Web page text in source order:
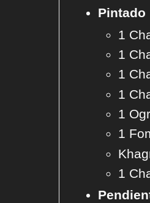
Pintado
1
1
1
1
1
1
1